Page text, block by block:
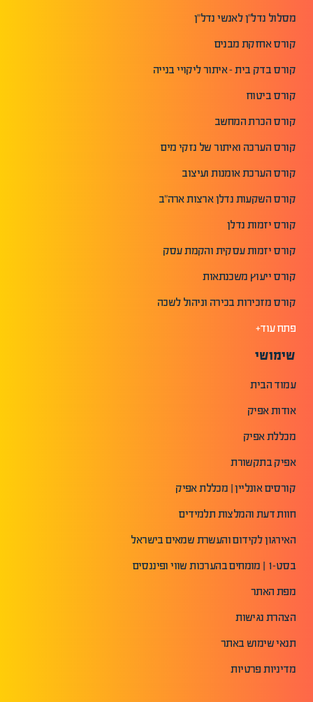
מסלול נדל"ן לאנשי נדל"ן
קורס אחזקת מבנים
קורס בדק בית - איתור ליקויי בנייה
קורס ביטוח
קורס הכרת המחשב
קורס הערכה ואיתור של נזקי מים
קורס הערכת אומנות ועיצוב
קורס השקעות נדלן ארצות ארה"ב
קורס יזמות נדלן
קורס יזמות עסקית והקמת עסק
קורס ייעוץ משכנתאות
קורס מזכירות בכירה וניהול לשכה
פתח עוד+
שימושי
עמוד הבית
אודות אפיק
מכללת אפיק
אפיק בתקשורת
קורסים אונליין | מכללת אפיק
חוות דעת והמלצות תלמידים
האירגון לקידום והעשרת שמאים בישראל
בסט-1 | מומחים בהערכות שווי ופיננסים
מפת האתר
הצהרת נגישות
תנאי שימוש באתר
מדיניות פרטיות